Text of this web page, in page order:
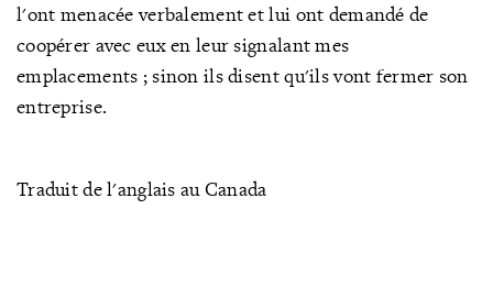
l'ont menacée verbalement et lui ont demandé de
coopérer avec eux en leur signalant mes
emplacements ; sinon ils disent qu'ils vont fermer son
entreprise.
Traduit de l'anglais au Canada